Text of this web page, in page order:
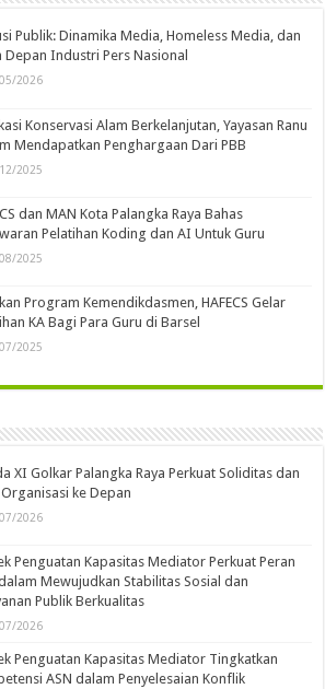
Publik: Dinamika Media, Homeless Media, dan
Depan Industri Pers Nasional
2026
Konservasi Alam Berkelanjutan, Yayasan Ranu
Mendapatkan Penghargaan Dari PBB
2025
dan MAN Kota Palangka Raya Bahas
Pelatihan Koding dan AI Untuk Guru
2025
Program Kemendikdasmen, HAFECS Gelar
KA Bagi Para Guru di Barsel
2025
XI Golkar Palangka Raya Perkuat Soliditas dan
ke Depan
2026
Penguatan Kapasitas Mediator Perkuat Peran
Mewujudkan Stabilitas Sosial dan
Publik Berkualitas
2026
Penguatan Kapasitas Mediator Tingkatkan
ASN dalam Penyelesaian Konflik